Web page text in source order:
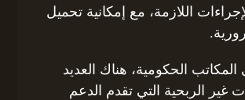
اللازمة، مع إمكانية تحميل
المكاتب الحكومية، هناك العديد
غير الربحية التي تقدم الدعم